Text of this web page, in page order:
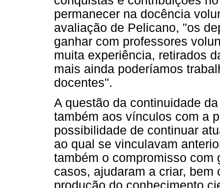
permanecer na docência
avaliação de Pelicano, "os
ganhar com professores
muita experiência, retirados
mais ainda poderíamos
docentes".
A questão da continuidade
também aos vínculos com a
possibilidade de continuar
ao qual se vinculavam
também o compromisso com
casos, ajudaram a criar,